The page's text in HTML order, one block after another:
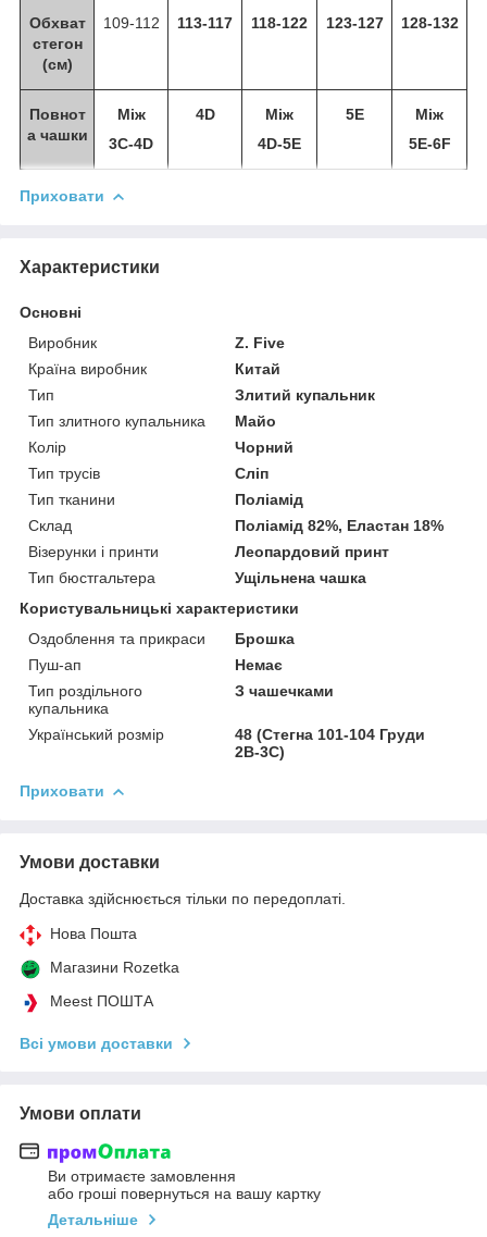
Обхват
стегон
(см)
109-112 113-117 118-122 123-127 128-132
Повнот
а чашки
Між
3C-4D
4D
Між
4D-5E
5E
Між
5E-6F
Приховати
Характеристики
Основні
Виробник
Z. Five
Країна виробник
Китай
Тип
Злитий купальник
Тип злитного купальника
Майо
Колір
Чорний
Тип трусів
Сліп
Тип тканини
Поліамід
Склад
Поліамід 82%, Еластан 18%
Візерунки і принти
Леопардовий принт
Тип бюстгальтера
Ущільнена чашка
Користувальницькі характеристики
Оздоблення та прикраси
Брошка
Пуш-ап
Немає
Тип роздільного
купальника
З чашечками
Український розмір
48 (Стегна 101-104 Груди
2В-3С)
Приховати
Умови доставки
Доставка здійснюється тільки по передоплаті.
Нова Пошта
Магазини Rozetka
Meest ПОШТА
Всі умови доставки
Умови оплати
Ви отримаєте замовлення
або гроші повернуться на вашу картку
Детальніше